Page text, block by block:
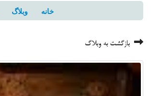
خانه وبلاگ
بازگشت به وبلاگ